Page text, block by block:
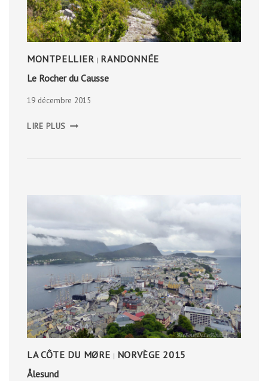
MONTPELLIER | RANDONNÉE
Le Rocher du Causse
19 décembre 2015
LIRE PLUS ROCHER
LA CÔTE DU MØRE | NORVÈGE 2015
Ålesund